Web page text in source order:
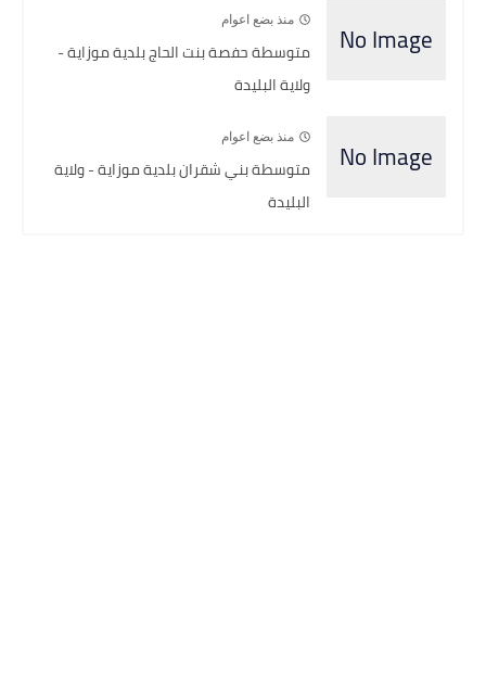
منذ بضع اعوام
متوسطة حفصة بنت الحاج بلدية موزاية -
ولاية البليدة
منذ بضع اعوام
متوسطة بني شقران بلدية موزاية - ولاية
البليدة